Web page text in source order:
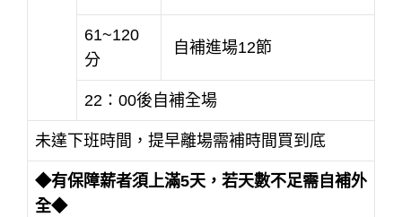
61~120
分
自補進場12節
22：00後自補全場
未達下班時間，提早離場需補時間買到底
◆有保障薪者須上滿5天，若天數不足需自補外
全◆